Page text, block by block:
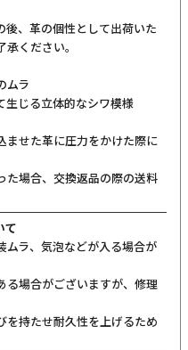
、革の個性として出荷いた
ください。
ムラ
生じる立体的なシワ模様
ませた革に圧力をかけた際に
た場合、交換返品の際の送料
て
ムラ、気泡などが入る場合が
る場合がございますが、修理
を持たせ耐久性を上げるため